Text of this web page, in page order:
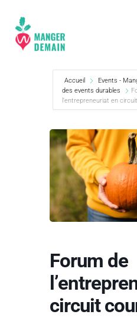
Accueil Events -
des events durables
l’entrepreneuriat en
Forum de
circuit